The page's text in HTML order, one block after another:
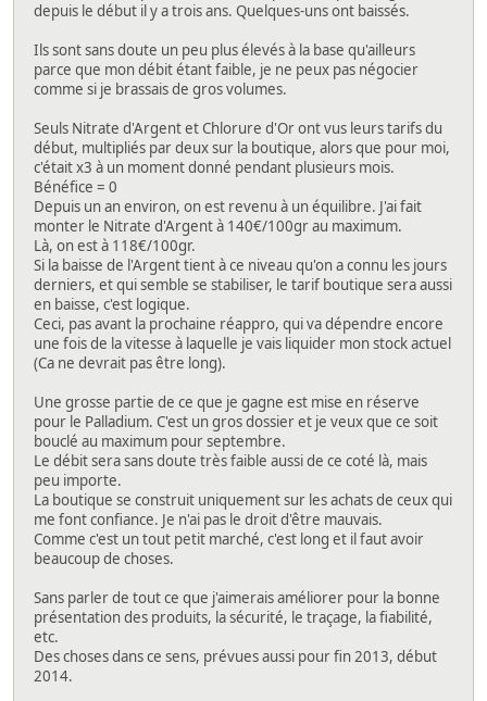
depuis le début il y a trois ans. Quelques-uns ont baissés.
Ils sont sans doute un peu plus élevés à la base qu'ailleurs
parce que mon débit étant faible, je ne peux pas négocier
comme si je brassais de gros volumes.
Seuls Nitrate d'Argent et Chlorure d'Or ont vus leurs tarifs du
début, multipliés par deux sur la boutique, alors que pour moi,
c'était x3 à un moment donné pendant plusieurs mois.
Bénéfice = 0
Depuis un an environ, on est revenu à un équilibre. J'ai fait
monter le Nitrate d'Argent à 140€/100gr au maximum.
Là, on est à 118€/100gr.
Si la baisse de l'Argent tient à ce niveau qu'on a connu les jours
derniers, et qui semble se stabiliser, le tarif boutique sera aussi
en baisse, c'est logique.
Ceci, pas avant la prochaine réappro, qui va dépendre encore
une fois de la vitesse à laquelle je vais liquider mon stock actuel
(Ca ne devrait pas être long).
Une grosse partie de ce que je gagne est mise en réserve
pour le Palladium. C'est un gros dossier et je veux que ce soit
bouclé au maximum pour septembre.
Le débit sera sans doute très faible aussi de ce coté là, mais
peu importe.
La boutique se construit uniquement sur les achats de ceux qui
me font confiance. Je n'ai pas le droit d'être mauvais.
Comme c'est un tout petit marché, c'est long et il faut avoir
beaucoup de choses.
Sans parler de tout ce que j'aimerais améliorer pour la bonne
présentation des produits, la sécurité, le traçage, la fiabilité,
etc.
Des choses dans ce sens, prévues aussi pour fin 2013, début
2014.